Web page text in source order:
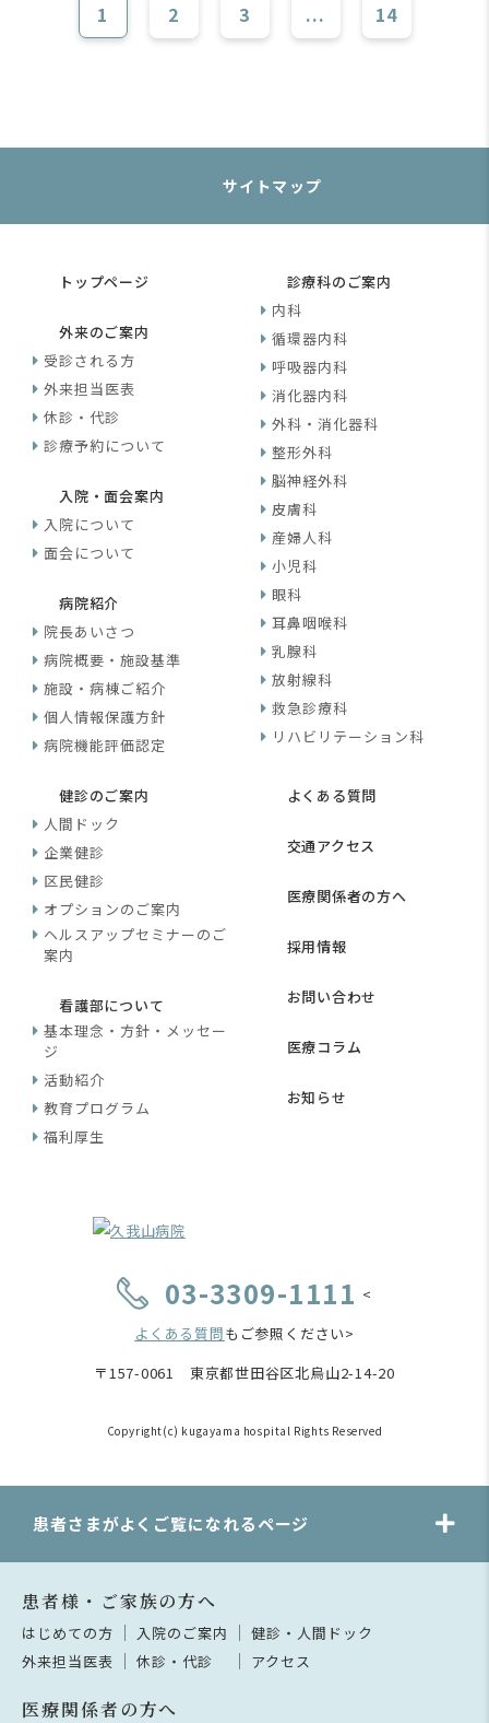
1 2 3 ... 14
サイトマップ
トップページ
外来のご案内
受診される方
外来担当医表
休診・代診
診療予約について
入院・面会案内
入院について
面会について
病院紹介
院長あいさつ
病院概要・施設基準
施設・病棟ご紹介
個人情報保護方針
病院機能評価認定
診療科のご案内
内科
循環器内科
呼吸器内科
消化器内科
外科・消化器科
整形外科
脳神経外科
皮膚科
産婦人科
小児科
眼科
耳鼻咽喉科
乳腺科
放射線科
救急診療科
リハビリテーション科
健診のご案内
人間ドック
企業健診
区民健診
オプションのご案内
ヘルスアップセミナーのご
案内
看護部について
基本理念・方針・メッセー
ジ
活動紹介
教育プログラム
福利厚生
よくある質問
交通アクセス
医療関係者の方へ
採用情報
お問い合わせ
医療コラム
お知らせ
03-3309-1111 <
よくある質問もご参照ください>
〒157-0061 東京都世田谷区北烏山2-14-20
Copyright(c) kugayama hospital Rights Reserved
患者さまがよくご覧になれるページ
患者様・ご家族の方へ
はじめての方 入院のご案内
健診・人間ドック
外来担当医表
休診・代診 アクセス
医療関係者の方へ